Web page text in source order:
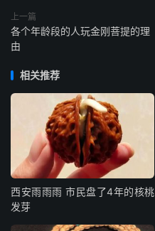
上一篇
各个年龄段的人玩金刚菩提的理
由
相关推荐
西安雨雨雨 市民盘了4年的核桃
发芽